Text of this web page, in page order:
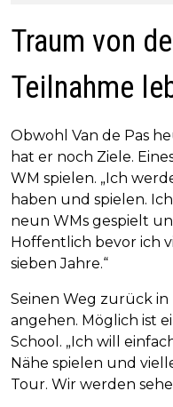
Traum von
Teilnahme
Obwohl Van de Pas
hat er noch Ziele.
WM spielen. „Ich
haben und spielen.
neun WMs gespielt
Hoffentlich bevor ich
sieben Jahre.“
Seinen Weg zurück
angehen. Möglich ist
School. „Ich will
Nähe spielen und
Tour. Wir werden